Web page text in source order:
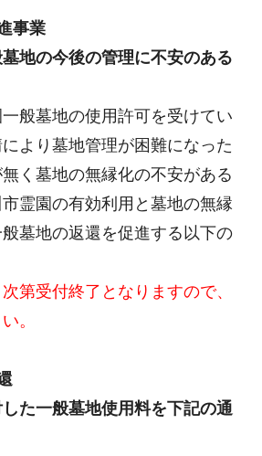
事業
地の今後の管理に不安のある
般墓地の使用許可を受けてい
より墓地管理が困難になった
く墓地の無縁化の不安がある
霊園の有効利用と墓地の無縁
墓地の返還を促進する以下の
第受付終了となりますので、
。
た一般墓地使用料を下記の通